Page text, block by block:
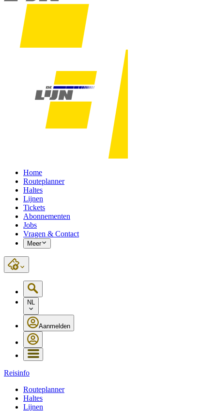
Home
Routeplanner
Haltes
Lijnen
Tickets
Abonnementen
Jobs
Vragen & Contact
Meer
NL
Aanmelden
Reisinfo
Routeplanner
Haltes
Lijnen